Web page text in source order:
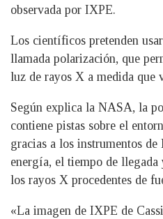
observada por IXPE.
Los científicos pretenden
llamada polarización, que
luz de rayos X a medida que
Según explica la NASA, la
contiene pistas sobre el
gracias a los instrumentos
energía, el tiempo de
los rayos X procedentes de
«La imagen de IXPE de